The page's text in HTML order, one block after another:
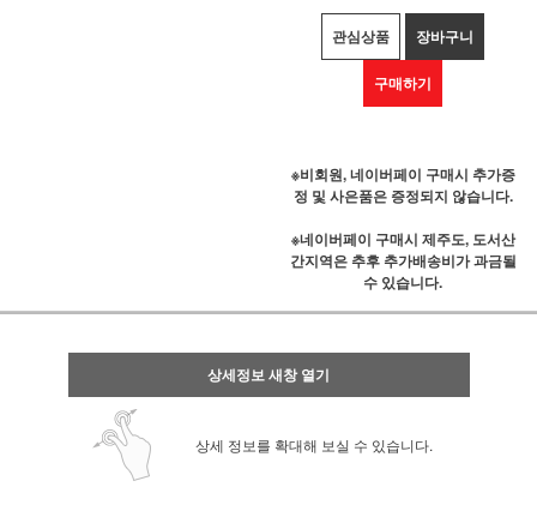
관심상품 장바구니
구매하기
※비회원, 네이버페이 구매시 추가증
정 및 사은품은 증정되지 않습니다.
※네이버페이 구매시 제주도, 도서산
간지역은 추후 추가배송비가 과금될
수 있습니다.
상세정보 새창 열기
상세 정보를 확대해 보실 수 있습니다.